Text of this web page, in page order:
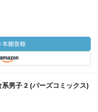
男子 2 (バーズコミックス)